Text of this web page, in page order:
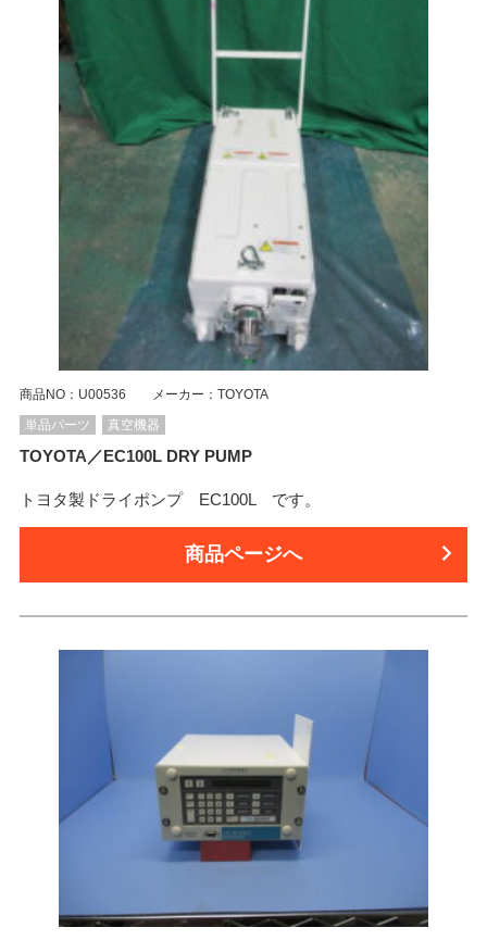
商品NO：U00536 メーカー：TOYOTA
単品パーツ
真空機器
TOYOTA／EC100L DRY PUMP
トヨタ製ドライポンプ EC100L です。
商品ページへ